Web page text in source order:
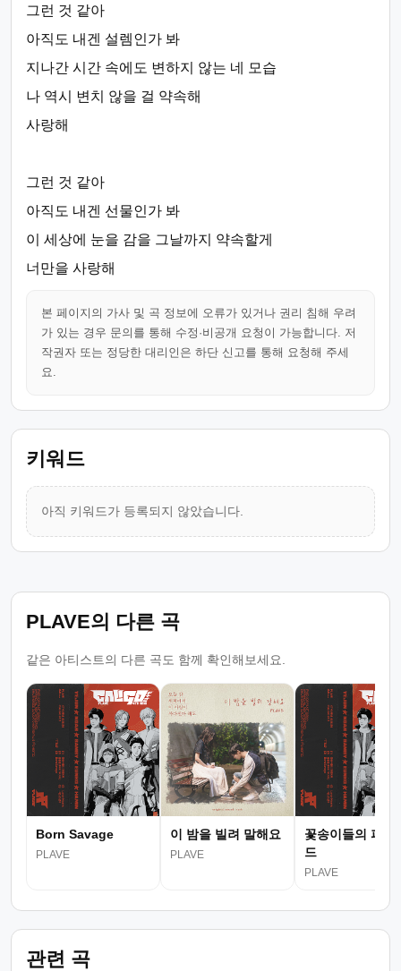
그런 것 같아
아직도 내겐 설렘인가 봐
지나간 시간 속에도 변하지 않는 네 모습
나 역시 변치 않을 걸 약속해
사랑해
그런 것 같아
아직도 내겐 선물인가 봐
이 세상에 눈을 감을 그날까지 약속할게
너만을 사랑해
본 페이지의 가사 및 곡 정보에 오류가 있거나 권리 침해 우려
가 있는 경우 문의를 통해 수정·비공개 요청이 가능합니다. 저
작권자 또는 정당한 대리인은 하단 신고를 통해 요청해 주세
요.
키워드
아직 키워드가 등록되지 않았습니다.
PLAVE의 다른 곡
같은 아티스트의 다른 곡도 함께 확인해보세요.
Born Savage
PLAVE
이 밤을 빌려 말해요
PLAVE
꽃송이들의 퍼레
드
PLAVE
관련 곡